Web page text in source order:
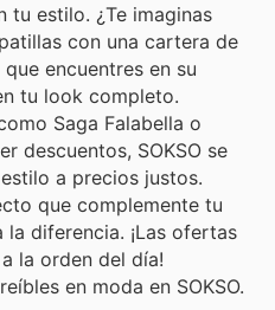
tu estilo. ¿Te imaginas
con una cartera de
encuentres en su
tu look completo.
Saga Falabella o
descuentos, SOKSO se
a precios justos.
que complemente tu
diferencia. ¡Las ofertas
la orden del día!
en moda en SOKSO.